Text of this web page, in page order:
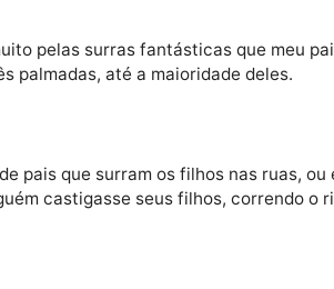
tudo, menos da piedade. E vejam
Pelo menos isso!